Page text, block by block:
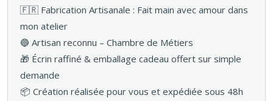
🇫🇷 Fabrication Artisanale : Fait main avec amour dans
mon atelier
🔵 Artisan reconnu – Chambre de Métiers
🎁 Écrin raffiné & emballage cadeau offert sur simple
demande
📦 Création réalisée pour vous et expédiée sous 48h